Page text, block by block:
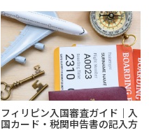
フィリピン入国審査ガイド｜入
国カード・税関申告書の記入方